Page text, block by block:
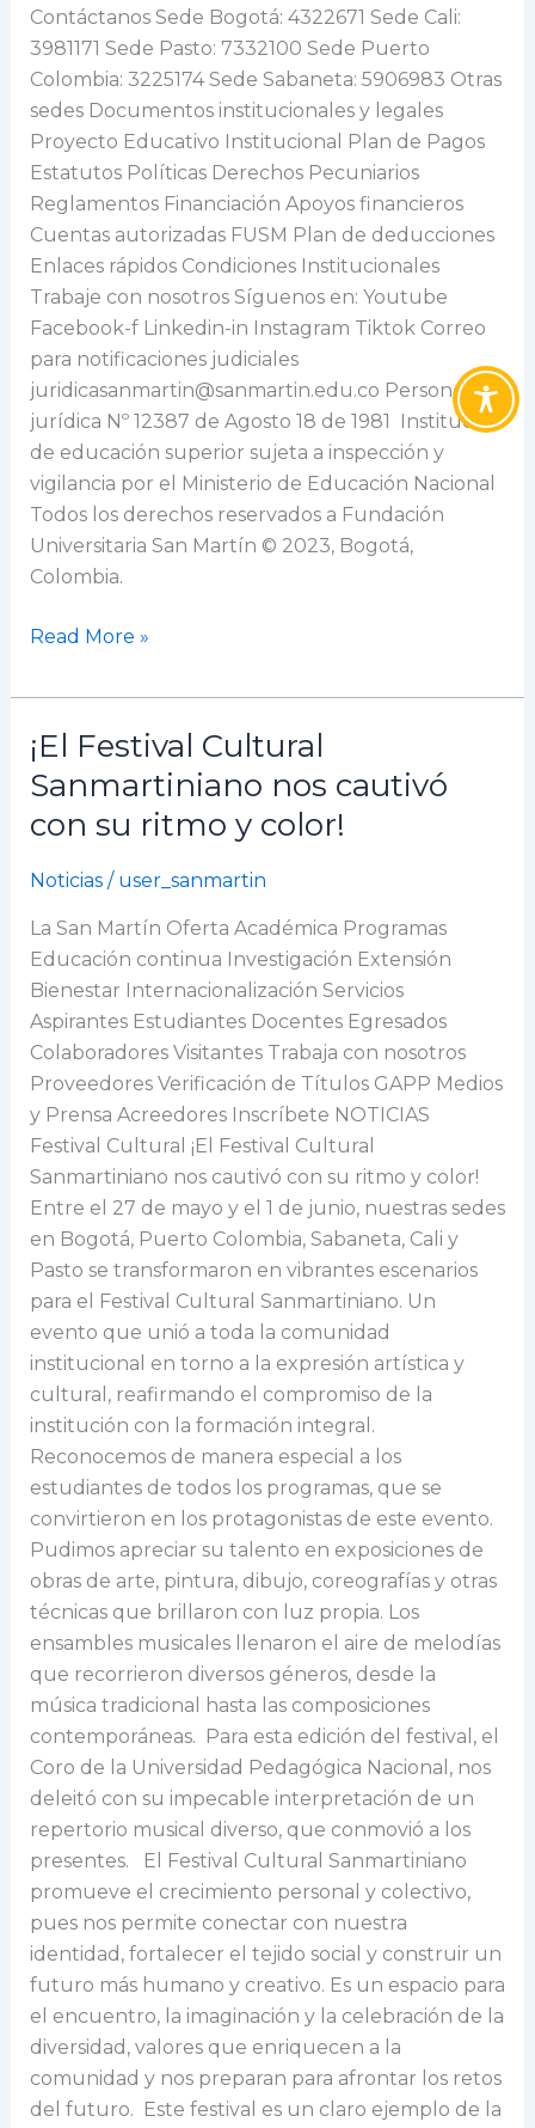
Contáctanos Sede Bogotá: 4322671 Sede Cali:
3981171 Sede Pasto: 7332100 Sede Puerto
Colombia: 3225174 Sede Sabaneta: 5906983 Otras
sedes Documentos institucionales y legales
Proyecto Educativo Institucional Plan de Pagos
Estatutos Políticas Derechos Pecuniarios
Reglamentos Financiación Apoyos financieros
Cuentas autorizadas FUSM Plan de deducciones
Enlaces rápidos Condiciones Institucionales
Trabaje con nosotros Síguenos en: Youtube
Facebook-f Linkedin-in Instagram Tiktok Correo
para notificaciones judiciales
juridicasanmartin@sanmartin.edu.co Personería
jurídica Nº 12387 de Agosto 18 de 1981 Institución
de educación superior sujeta a inspección y
vigilancia por el Ministerio de Educación Nacional
Todos los derechos reservados a Fundación
Universitaria San Martín © 2023, Bogotá,
Colombia.
Read More »
¡El Festival Cultural
Sanmartiniano nos cautivó
con su ritmo y color!
Noticias/ user_sanmartin
La San Martín Oferta Académica Programas
Educación continua Investigación Extensión
Bienestar Internacionalización Servicios
Aspirantes Estudiantes Docentes Egresados
Colaboradores Visitantes Trabaja con nosotros
Proveedores Verificación de Títulos GAPP Medios
y Prensa Acreedores Inscríbete NOTICIAS
Festival Cultural ¡El Festival Cultural
Sanmartiniano nos cautivó con su ritmo y color!
Entre el 27 de mayo y el 1 de junio, nuestras sedes
en Bogotá, Puerto Colombia, Sabaneta, Cali y
Pasto se transformaron en vibrantes escenarios
para el Festival Cultural Sanmartiniano. Un
evento que unió a toda la comunidad
institucional en torno a la expresión artística y
cultural, reafirmando el compromiso de la
institución con la formación integral.
Reconocemos de manera especial a los
estudiantes de todos los programas, que se
convirtieron en los protagonistas de este evento.
Pudimos apreciar su talento en exposiciones de
obras de arte, pintura, dibujo, coreografías y otras
técnicas que brillaron con luz propia. Los
ensambles musicales llenaron el aire de melodías
que recorrieron diversos géneros, desde la
música tradicional hasta las composiciones
contemporáneas. Para esta edición del festival, el
Coro de la Universidad Pedagógica Nacional, nos
deleitó con su impecable interpretación de un
repertorio musical diverso, que conmovió a los
presentes. El Festival Cultural Sanmartiniano
promueve el crecimiento personal y colectivo,
pues nos permite conectar con nuestra
identidad, fortalecer el tejido social y construir un
futuro más humano y creativo. Es un espacio para
el encuentro, la imaginación y la celebración de la
diversidad, valores que enriquecen a la
comunidad y nos preparan para afrontar los retos
del futuro. Este festival es un claro ejemplo de la
¡El
Festival
Cultural
Sanmartiniano
con
su
ritmo
y
color!